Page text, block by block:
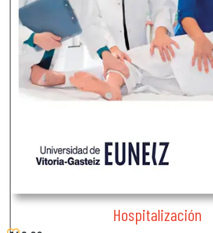
Hospitalización